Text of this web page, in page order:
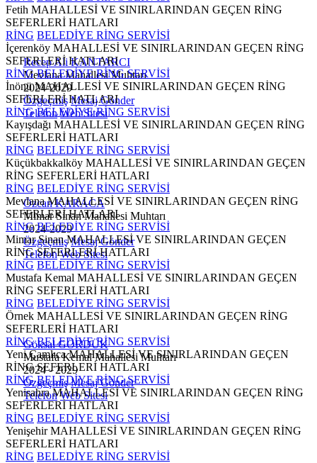
Recep Ali KANTARCI
Mevlana Mahallesi Muhtarı
2024-2029
Özgeçmiş Mesaj Gönder
Telefon Web Sitesi
Özcan KARACA
Mimar Sinan Mahallesi Muhtarı
2024-2029
Özgeçmiş Mesaj Gönder
Telefon Web Sitesi
Göksal GÖRDÜK
Mustafa Kemal Mahallesi Muhtarı
2024 - 2029
Özgeçmiş Mesaj Gönder
Telefon Web Sitesi
Fetih MAHALLESİ VE SINIRLARINDAN GEÇEN RİNG
SEFERLERİ HATLARI
RİNG BELEDİYE RİNG SERVİSİ
İçerenköy MAHALLESİ VE SINIRLARINDAN GEÇEN RİNG
SEFERLERİ HATLARI
RİNG BELEDİYE RİNG SERVİSİ
İnönü MAHALLESİ VE SINIRLARINDAN GEÇEN RİNG
SEFERLERİ HATLARI
RİNG BELEDİYE RİNG SERVİSİ
Kayışdağı MAHALLESİ VE SINIRLARINDAN GEÇEN RİNG
SEFERLERİ HATLARI
RİNG BELEDİYE RİNG SERVİSİ
Küçükbakkalköy MAHALLESİ VE SINIRLARINDAN GEÇEN
RİNG SEFERLERİ HATLARI
RİNG BELEDİYE RİNG SERVİSİ
Mevlana MAHALLESİ VE SINIRLARINDAN GEÇEN RİNG
SEFERLERİ HATLARI
RİNG BELEDİYE RİNG SERVİSİ
Mimar Sinan MAHALLESİ VE SINIRLARINDAN GEÇEN
RİNG SEFERLERİ HATLARI
RİNG BELEDİYE RİNG SERVİSİ
Mustafa Kemal MAHALLESİ VE SINIRLARINDAN GEÇEN
RİNG SEFERLERİ HATLARI
RİNG BELEDİYE RİNG SERVİSİ
Örnek MAHALLESİ VE SINIRLARINDAN GEÇEN RİNG
SEFERLERİ HATLARI
RİNG BELEDİYE RİNG SERVİSİ
Yeni Çamlıca MAHALLESİ VE SINIRLARINDAN GEÇEN
RİNG SEFERLERİ HATLARI
RİNG BELEDİYE RİNG SERVİSİ
Yenisahra MAHALLESİ VE SINIRLARINDAN GEÇEN RİNG
SEFERLERİ HATLARI
RİNG BELEDİYE RİNG SERVİSİ
Yenişehir MAHALLESİ VE SINIRLARINDAN GEÇEN RİNG
SEFERLERİ HATLARI
RİNG BELEDİYE RİNG SERVİSİ